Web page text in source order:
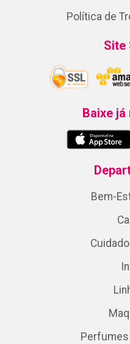
Política de
Site
Baixe já
Bem-